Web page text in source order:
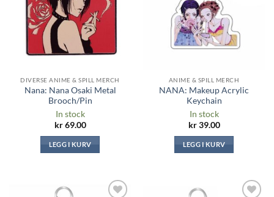
DIVERSE ANIME & SPILL MERCH
Nana: Nana Osaki Metal
Brooch/Pin
In stock
kr69.00
LEGG I KURV
ANIME & SPILL MERCH
NANA: Makeup Acrylic
Keychain
In stock
kr39.00
LEGG I KURV